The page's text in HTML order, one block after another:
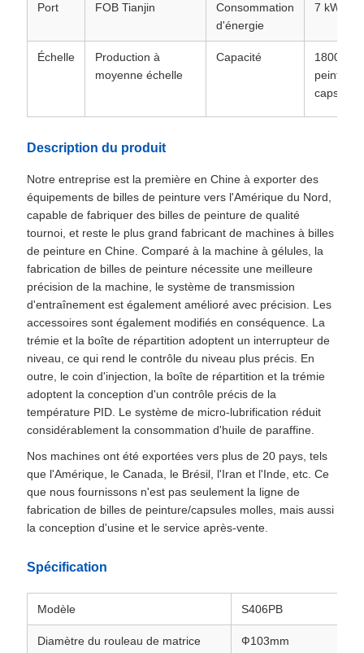
Port FOB Tianjin
Consommation
d'énergie
7 kW
Échelle
Production à
moyenne échelle
Capacité
18000
peinture/
Description du produit
Notre entreprise est la première en Chine à exporter des
équipements de billes de peinture vers l'Amérique du Nord,
capable de fabriquer des billes de peinture de qualité
tournoi, et reste le plus grand fabricant de machines à billes
de peinture en Chine. Comparé à la machine à gélules, la
fabrication de billes de peinture nécessite une meilleure
précision de la machine, le système de transmission
d'entraînement est également amélioré avec précision. Les
accessoires sont également modifiés en conséquence. La
trémie et la boîte de répartition adoptent un interrupteur de
niveau, ce qui rend le contrôle du niveau plus précis. En
outre, le coin d'injection, la boîte de répartition et la trémie
adoptent la conception d'un contrôle précis de la
température PID. Le système de micro-lubrification réduit
considérablement la consommation d'huile de paraffine.
Nos machines ont été exportées vers plus de 20 pays, tels
que l'Amérique, le Canada, le Brésil, l'Iran et l'Inde, etc. Ce
que nous fournissons n'est pas seulement la ligne de
fabrication de billes de peinture/capsules molles, mais aussi
la conception d'usine et le service après-vente.
Spécification
Modèle S406PB
Diamètre du rouleau de matrice Ф103mm